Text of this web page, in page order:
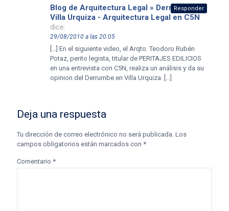
Blog de Arquitectura Legal » Derrumbe en
Villa Urquiza - Arquitectura Legal en C5N
dice:
29/08/2010 a las 20:05
[…] En el siguiente video, el Arqto. Teodoro Rubén
Potaz, perito legista, titular de PERITAJES EDILICIOS
en una entrevista con C5N, realiza un análisis y da su
opinion del Derrumbe en Villa Urquiza. […]
Responder
Deja una respuesta
Tu dirección de correo electrónico no será publicada. Los
campos obligatorios están marcados con *
Comentario *